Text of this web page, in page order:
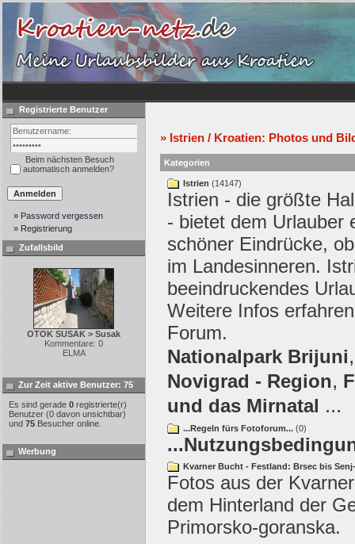
Registrierte Benutzer
Beim nächsten Besuch
automatisch anmelden?
» Password vergessen
» Registrierung
Zufallsbild
OTOK SUSAK > Susak
Kommentare: 0
ELMA
Zur Zeit aktive Benutzer: 75
Es sind gerade 0 registrierte(r)
Benutzer (0 davon unsichtbar)
und 75 Besucher online.
Werbung
» Istrien / Kroatien: Photos und
Kategorien
Istrien (14147)
Istrien - die größte
- bietet dem Urlauber
schöner Eindrücke,
im Landesinneren.
beeindruckendes
Weitere Infos
Forum.
Nationalpark Brijuni
Novigrad - Region,
und das Mirnatal ...
...Regeln fürs Fotoforum... (0)
Kvarner Bucht - Festland: Brsec bis
Fotos aus der
dem Hinterland der
Primorsko-goranska.